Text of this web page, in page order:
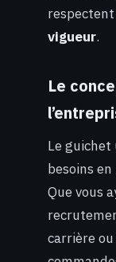
vigueur.
Le
Le guichet
besoins
Que vous
carrière ou